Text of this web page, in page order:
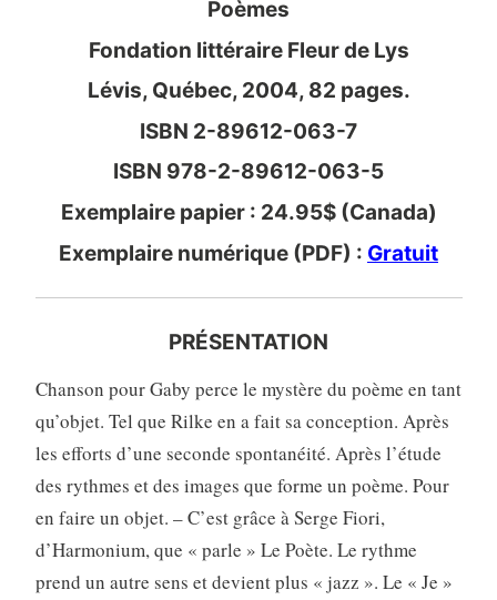
Poèmes
Fondation littéraire Fleur de Lys
Lévis, Québec, 2004, 82 pages.
ISBN 2-89612-063-7
ISBN 978-2-89612-063-5
Exemplaire papier : 24.95$ (Canada)
Exemplaire numérique (PDF) : Gratuit
PRÉSENTATION
Chanson pour Gaby perce le mystère du poème en tant
qu’objet. Tel que Rilke en a fait sa conception. Après
les efforts d’une seconde spontanéité. Après l’étude
des rythmes et des images que forme un poème. Pour
en faire un objet. – C’est grâce à Serge Fiori,
d’Harmonium, que « parle » Le Poète. Le rythme
prend un autre sens et devient plus « jazz ». Le « Je »